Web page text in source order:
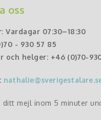
oss
: Vardagar 07:30–18:30
- 930 57 85
och helger: +46 (0)70-
ditt mejl inom 5 minuter